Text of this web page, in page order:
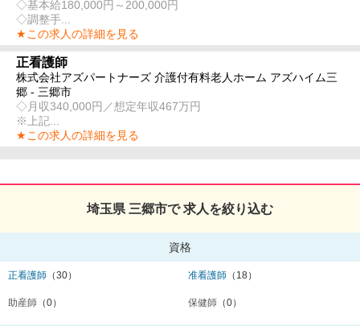
◇基本給180,000円～200,000円
◇調整手...
★この求人の詳細を見る
正看護師
株式会社アズパートナーズ 介護付有料老人ホーム アズハイム三
郷 - 三郷市
◇月収340,000円／想定年収467万円
※上記...
★この求人の詳細を見る
埼玉県 三郷市で 求人を絞り込む
資格
正看護師 （30） 准看護師 （18）
助産師 （0） 保健師 （0）